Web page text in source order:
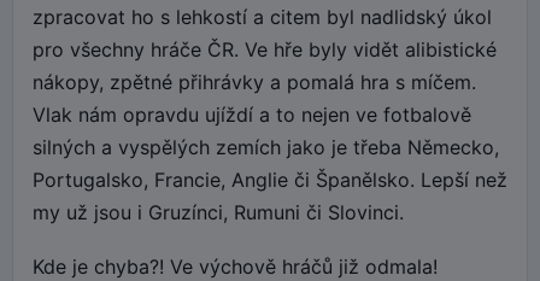
zpracovat ho s lehkostí a citem byl nadlidský úkol
pro všechny hráče ČR. Ve hře byly vidět alibistické
nákopy, zpětné přihrávky a pomalá hra s míčem.
Vlak nám opravdu ujíždí a to nejen ve fotbalově
silných a vyspělých zemích jako je třeba Německo,
Portugalsko, Francie, Anglie či Španělsko. Lepší než
my už jsou i Gruzínci, Rumuni či Slovinci.
Kde je chyba?! Ve výchově hráčů již odmala!